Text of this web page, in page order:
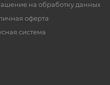
на обработку данных
оферта
система